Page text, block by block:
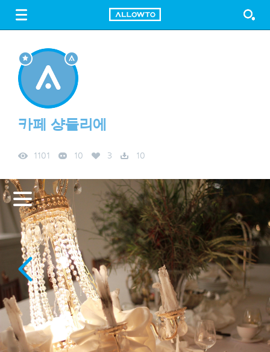
FREE DOWNLOAD
카페 샹들리에
1101 10 3 10